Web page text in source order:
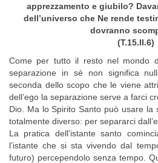
apprezzamento e giubilo?
dell’universo che Ne rende
dovranno
(T.15.II.6)
Come per tutto il resto nel mondo
separazione in sé non significa
seconda dello scopo che le viene
dell’ego la separazione serve a farci
Dio. Ma lo Spirito Santo può usare la
totalmente diverso: per separarci
La pratica dell’istante santo
l’istante che si sta vivendo dal
futuro) percependolo senza tempo.